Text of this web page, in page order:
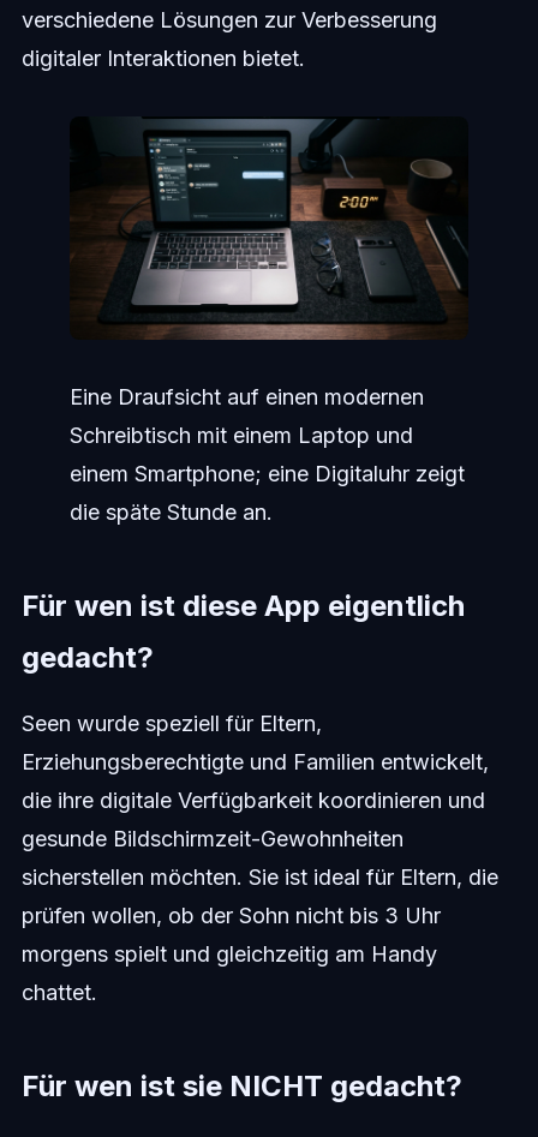
verschiedene Lösungen zur Verbesserung
digitaler Interaktionen bietet.
Eine Draufsicht auf einen modernen
Schreibtisch mit einem Laptop und
einem Smartphone; eine Digitaluhr zeigt
die späte Stunde an.
Für wen ist diese App eigentlich
gedacht?
Seen wurde speziell für Eltern,
Erziehungsberechtigte und Familien entwickelt,
die ihre digitale Verfügbarkeit koordinieren und
gesunde Bildschirmzeit-Gewohnheiten
sicherstellen möchten. Sie ist ideal für Eltern, die
prüfen wollen, ob der Sohn nicht bis 3 Uhr
morgens spielt und gleichzeitig am Handy
chattet.
Für wen ist sie NICHT gedacht?